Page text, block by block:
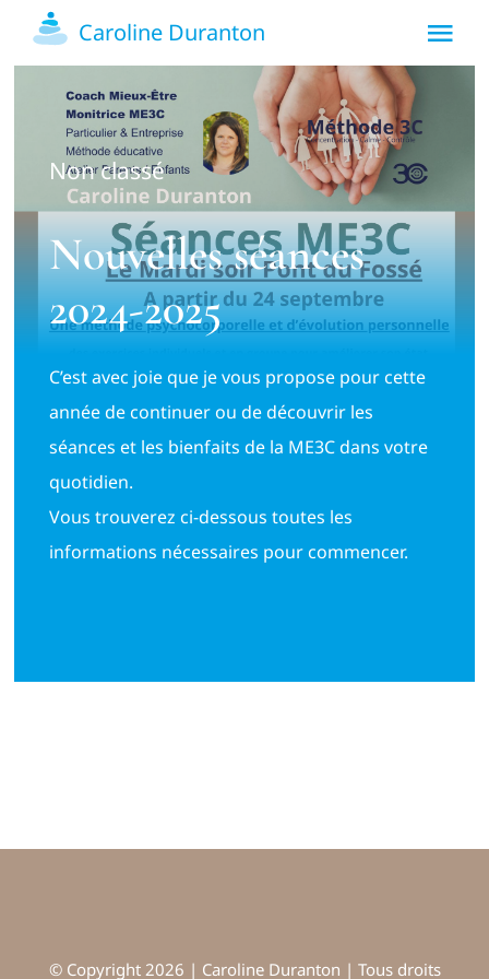
Passer
contenu
Caroline Duranton
Accueil
Présentation
Prestations
Blog
Contact
Non classé
Nouvelles séances
2024-2025
C’est avec joie que je vous propose pour cette
année de continuer ou de découvrir les
séances et les bienfaits de la ME3C dans votre
quotidien.
Vous trouverez ci-dessous toutes les
informations nécessaires pour commencer.
© Copyright 2026 | Caroline Duranton | Tous droits